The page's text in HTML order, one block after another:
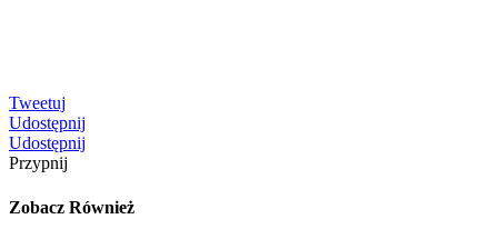
Tweetuj
Udostępnij
Udostępnij
Przypnij
Zobacz Również